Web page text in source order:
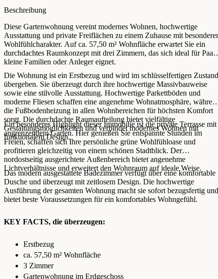
Beschreibung
Diese Gartenwohnung vereint modernes Wohnen, hochwertige
Ausstattung und private Freiflächen zu einem Zuhause mit
Wohlfühlcharakter. Auf ca. 57,50 m² Wohnfläche erwartet Sie ein
durchdachtes Raumkonzept mit drei Zimmern, das sich ideal für
kleine Familien oder Anleger eignet.
Die Wohnung ist ein Erstbezug und wird im schlüsselfertigen Zustand
übergeben. Sie überzeugt durch ihre hochwertige Massivbauweise
sowie eine stilvolle Ausstattung. Hochwertige Parkettböden und
moderne Fliesen schaffen eine angenehme Wohnatmosphäre,
die Fußbodenheizung in allen Wohnbereichen für höchsten Komfort
sorgt. Die durchdachte Raumaufteilung bietet vielfältige
Gestaltungsmöglichkeiten und verbindet modernes Wohnen mit
funktionalem Design.
Ein besonderes Highlight dieser Immobilie ist die private Terrasse mit
angrenzendem Garten. Hier genießen Sie entspannte Stunden im
Freien, schaffen sich Ihre persönliche grüne Wohlfühloase und
profitieren gleichzeitig von einem schönen Stadtblick. Der
nordostseitig ausgerichtete Außenbereich bietet angenehme
Lichtverhältnisse und erweitert den Wohnraum auf ideale Weise.
Das modern ausgestattete Badezimmer verfügt über eine komfortable
Dusche und überzeugt mit zeitlosem Design. Die hochwertige
Ausführung der gesamten Wohnung macht sie sofort bezugsfertig und
bietet beste Voraussetzungen für ein komfortables Wohngefühl.
KEY FACTS, die überzeugen:
Erstbezug
ca. 57,50 m² Wohnfläche
3 Zimmer
Gartenwohnung im Erdgeschoss